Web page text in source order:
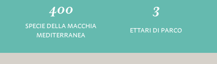
400 3
SPECIE DELLA MACCHIA
MEDITERRANEA
ETTARI DI PARCO